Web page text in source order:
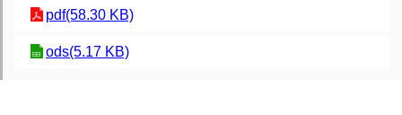
pdf(58.30 KB)
ods(5.17 KB)